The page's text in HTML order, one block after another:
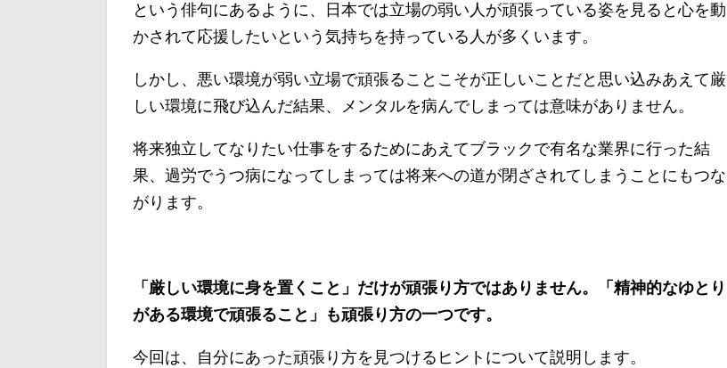
という俳句にあるように、日本では立場の弱い人が頑張っている姿を見ると心を動
かされて応援したいという気持ちを持っている人が多くいます。
しかし、悪い環境が弱い立場で頑張ることこそが正しいことだと思い込みあえて厳
しい環境に飛び込んだ結果、メンタルを病んでしまっては意味がありません。
将来独立してなりたい仕事をするためにあえてブラックで有名な業界に行った結
果、過労でうつ病になってしまっては将来への道が閉ざされてしまうことにもつな
がります。
「厳しい環境に身を置くこと」だけが頑張り方ではありません。「精神的なゆとり
がある環境で頑張ること」も頑張り方の一つです。
今回は、自分にあった頑張り方を見つけるヒントについて説明します。